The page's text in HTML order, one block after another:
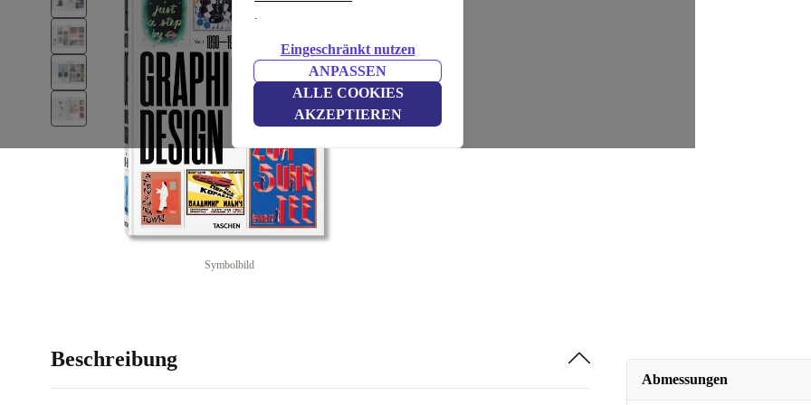
.
Eingeschränkt nutzen
ANPASSEN
ALLE COOKIES
AKZEPTIEREN
Symbolbild
Abmessungen
Beschreibung